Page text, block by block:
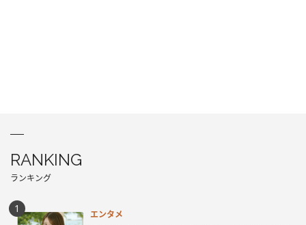
RANKING
ランキング
エンタメ